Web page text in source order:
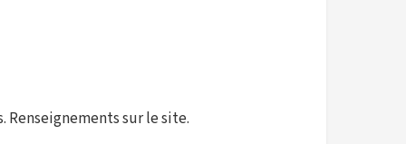
Renseignements sur le site.